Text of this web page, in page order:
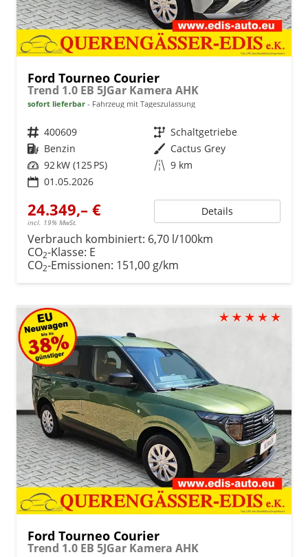
Ford Tourneo Courier
Trend 1.0 EB 5JGar Kamera AHK
sofort lieferbar Fahrzeug mit Tageszulassung
Fahrzeugnr. 400609 Getriebe Schaltgetriebe
Kraftstoff Benzin Außenfarbe Cactus Grey
Leistung 92 kW (125 PS) Kilometerstand 9 km
01.05.2026
24.349,– €
incl. 19% MwSt.
Details
Verbrauch kombiniert: 6,70 l/100km
CO2-Klasse: E
CO2-Emissionen: 151,00 g/km
Ford Tourneo Courier
Trend 1.0 EB 5JGar Kamera AHK